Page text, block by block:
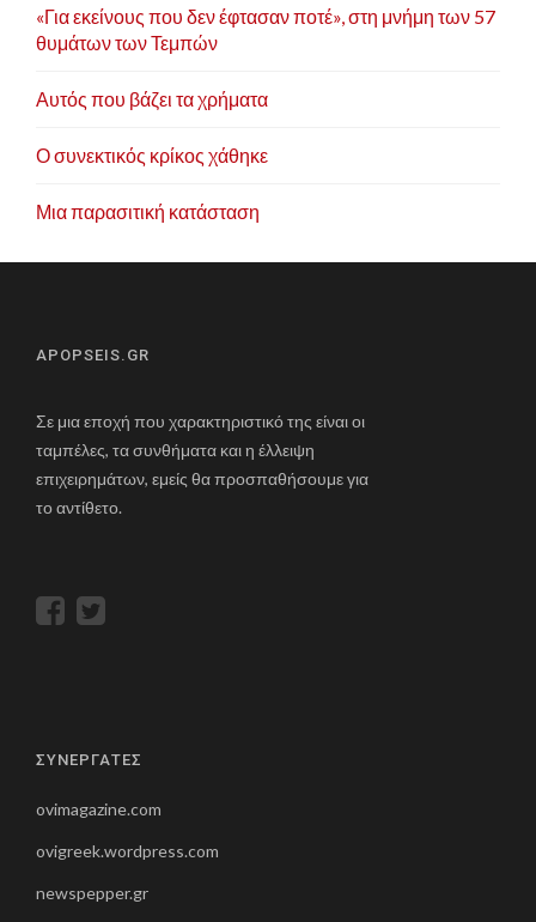
«Για εκείνους που δεν έφτασαν ποτέ», στη μνήμη των 57
θυμάτων των Τεμπών
Αυτός που βάζει τα χρήματα
Ο συνεκτικός κρίκος χάθηκε
Μια παρασιτική κατάσταση
APOPSEIS.GR
Σε μια εποχή που χαρακτηριστικό της είναι οι
ταμπέλες, τα συνθήματα και η έλλειψη
επιχειρημάτων, εμείς θα προσπαθήσουμε για
το αντίθετο.
ΣΥΝΕΡΓΑΤΕΣ
ovimagazine.com
ovigreek.wordpress.com
newspepper.gr